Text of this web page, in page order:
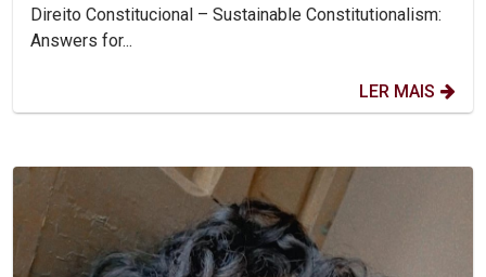
Direito Constitucional – Sustainable Constitutionalism:
Answers for...
LER MAIS